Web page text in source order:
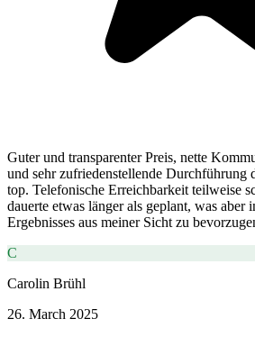
Guter und transparenter Preis, nette
und sehr zufriedenstellende Durchführung
top. Telefonische Erreichbarkeit teilweise
dauerte etwas länger als geplant, was aber
Ergebnisses aus meiner Sicht zu
C
Carolin Brühl
26. March 2025